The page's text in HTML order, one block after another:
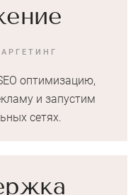
оптимизацию,
и запустим
сетях.